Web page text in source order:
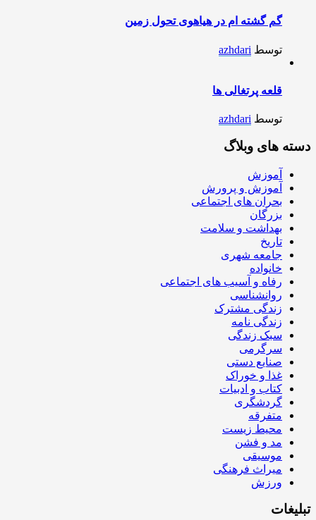
گم گشته ام در هیاهوی تحول زمین
توسط azhdari
قلعه پرتغالی ها
توسط azhdari
دسته های وبلاگ
آموزش
آموزش و پرورش
بحران های اجتماعی
بزرگان
بهداشت و سلامت
تاریخ
جامعه شهری
خانواده
رفاه و آسیب های اجتماعی
روانشناسی
زندگی مشترک
زندگی نامه
سبک زندگی
سرگرمی
صنایع دستی
غذا و خوراک
کتاب و ادبیات
گردشگری
متفرقه
محیط زیست
مد و فشن
موسیقی
میراث فرهنگی
ورزش
تبلیغات